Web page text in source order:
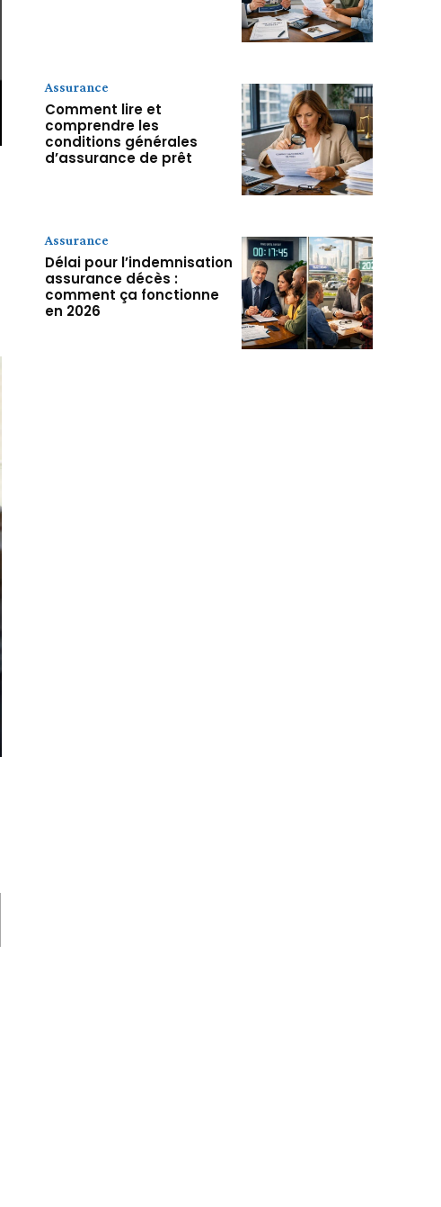
Assurance
Comment lire et
comprendre les
conditions générales
d’assurance de prêt
Assurance
Délai pour l’indemnisation
assurance décès :
comment ça fonctionne
en 2026